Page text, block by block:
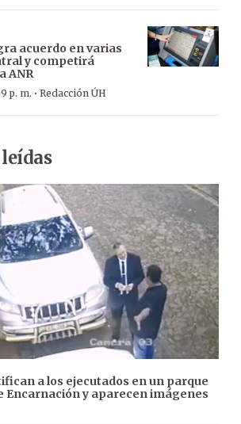
acuerdo en varias
y competirá
ANR
p. m. · Redacción ÚH
a los ejecutados en un parque
Encarnación y aparecen imágenes